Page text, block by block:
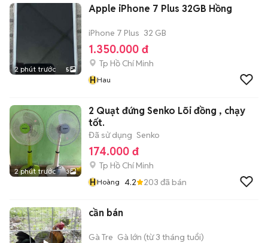
2 phút trước 5
Apple iPhone 7 Plus 32GB Hồng
iPhone 7 Plus 32 GB
1.350.000 đ
Tp Hồ Chí Minh
HHau
2 phút trước 3
2 Quạt đứng Senko Lõi đồng , chạy
tốt.
Đã sử dụng Senko
174.000 đ
Tp Hồ Chí Minh
HHoàng 4.2 203 đã bán
cần bán
Gà Tre Gà lớn (từ 3 tháng tuổi)